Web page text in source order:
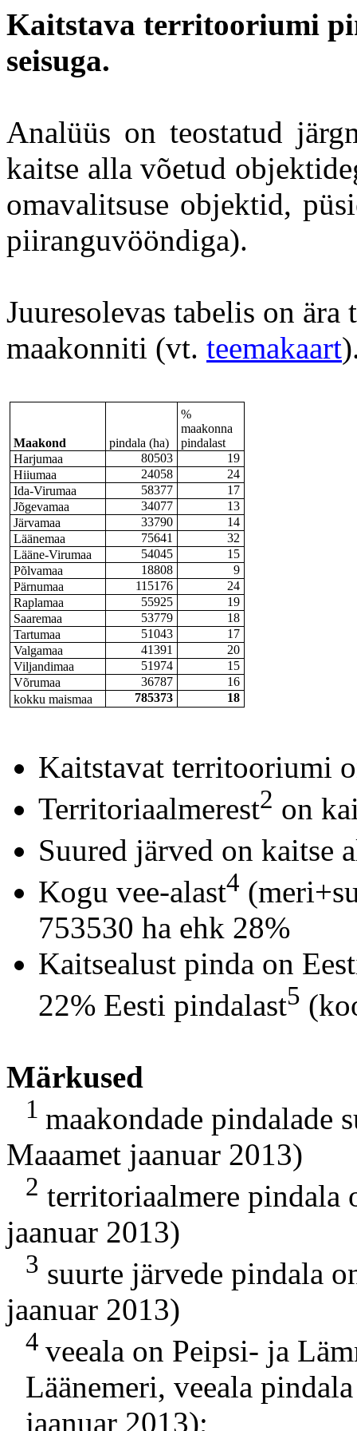
Kaitstava territooriumi
seisuga.
Analüüs on teostatud
kaitse alla võetud
omavalitsuse objektid,
piiranguvööndiga).
Juuresolevas tabelis on
maakonniti (vt. teemakaart
Maakond pindala (ha)
%
maakonna
pindalast
Harjumaa
80503
19
Hiiumaa
24058
24
Ida-Virumaa
58377
17
Jõgevamaa
34077
13
Järvamaa
33790
14
Läänemaa
75641
32
Lääne-Virumaa
54045
15
Põlvamaa
18808
9
Pärnumaa
115176
24
Raplamaa
55925
19
Saaremaa
53779
18
Tartumaa
51043
17
Valgamaa
41391
20
Viljandimaa
51974
15
Võrumaa
36787
16
kokku maismaa
785373 18
Kaitstavat territooriumi
Territoriaalmerest2 on
Suured järved on kaitse
Kogu vee-alast4
753530 ha ehk 28%
Kaitsealust pinda on
22% Eesti pindalast5
Märkused
1 maakondade pindalade
Maaamet jaanuar 2013)
2 territoriaalmere pindala
jaanuar 2013)
3 suurte järvede pindala
jaanuar 2013)
4 veeala on Peipsi- ja
Läänemeri, veeala
jaanuar 2013);